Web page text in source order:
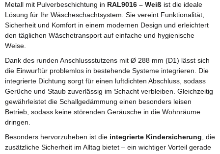
Metall mit Pulverbeschichtung in RAL9016 – Weiß ist die ideale
Lösung für Ihr Wäscheschachtsystem. Sie vereint Funktionalität,
Sicherheit und Komfort in einem modernen Design und erleichtert
den täglichen Wäschetransport auf einfache und hygienische
Weise.
Dank des runden Anschlussstutzens mit Ø 288 mm (D1) lässt sich
die Einwurftür problemlos in bestehende Systeme integrieren. Die
integrierte Dichtung sorgt für einen luftdichten Abschluss, sodass
Gerüche und Staub zuverlässig im Schacht verbleiben. Gleichzeitig
gewährleistet die Schallgedämmung einen besonders leisen
Betrieb, sodass keine störenden Geräusche in die Wohnräume
dringen.
Besonders hervorzuheben ist die integrierte Kindersicherung , die
zusätzliche Sicherheit im Alltag bietet – ein wichtiger Vorteil gerade